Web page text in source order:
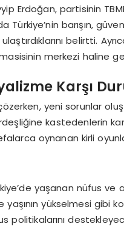
Erdoğan, partisinin
Türkiye’nin barışın,
belirtti.
merkezi haline
Karşı
yeni sorunlar
kastedenlerin
oynanan kirli
yaşanan nüfus ve
yükselmesi gibi